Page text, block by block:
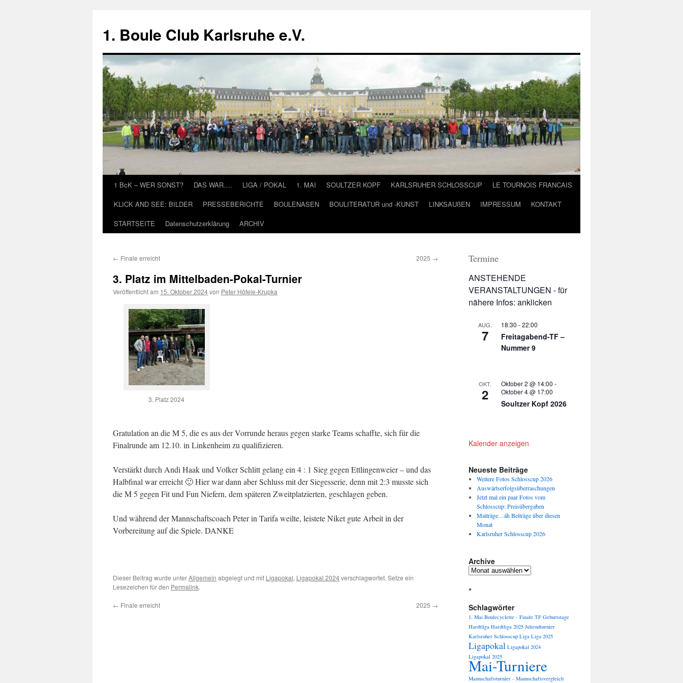
springen
1. Boule Club Karlsruhe e.V.
1 BcK – WER SONST? DAS WAR…. LIGA / POKAL 1. MAI SOULTZER KOPF KARLSRUHER SCHLOSSCUP
LE TOURNOIS FRANCAIS
KLICK AND SEE: BILDER
PRESSEBERICHTE BOULENASEN BOULITERATUR und -KUNST LINKSAUßEN IMPRESSUM
KONTAKT
STARTSEITE
Datenschutzerklärung ARCHIV
← Finale erreicht 2025 →
3. Platz im Mittelbaden-Pokal-Turnier
Veröffentlicht am 15. Oktober 2024von Peter Höfele-Krupka
3. Platz 2024
Gratulation an die M 5, die es aus der Vorrunde heraus gegen starke Teams schaffte, sich für die
Finalrunde am 12.10. in Linkenheim zu qualifizieren.
Verstärkt durch Andi Haak und Volker Schlitt gelang ein 4 : 1 Sieg gegen Ettlingenweier – und das
Halbfinal war erreicht 🙂 Hier war dann aber Schluss mit der Siegesserie, denn mit 2:3 musste sich
die M 5 gegen Fit und Fun Niefern, dem späteren Zweitplatzierten, geschlagen geben.
Und während der Mannschaftscoach Peter in Tarifa weilte, leistete Niket gute Arbeit in der
Vorbereitung auf die Spiele. DANKE
Dieser Beitrag wurde unterAllgemein abgelegt und mit Ligapokal, Ligapokal 2024verschlagwortet. Setze ein
Lesezeichen für den Permalink.
← Finale erreicht 2025 →
Termine
ANSTEHENDE
VERANSTALTUNGEN - für
nähere Infos: anklicken
AUG.
7
18:30 -22:00
Freitagabend-TF –
Nummer 9
OKT.
2
Oktober 2 @ 14:00 -
Oktober 4 @ 17:00
Soultzer Kopf 2026
Kalender anzeigen
Neueste Beiträge
Weitere Fotos Schlosscup 2026
Auswärtserfolgsüberraschungen
Jetzt mal ein paar Fotos vom
Schlosscup: Preisübergaben
Maiträge…äh Beiträge über diesen
Monat
Karlsruher Schlosscup 2026
Archive
Archive
Schlagwörter
1. Mai Boulecyclette - Finale TF Geburtstage
Hardtliga Hardtliga 2025 Juliendturnier
Karlsruher Schlosscup Liga Liga 2025
Ligapokal Ligapokal 2024
Ligapokal 2025
Mai-Turniere
Mannschaftsturnier - Mannschaftsvergleich